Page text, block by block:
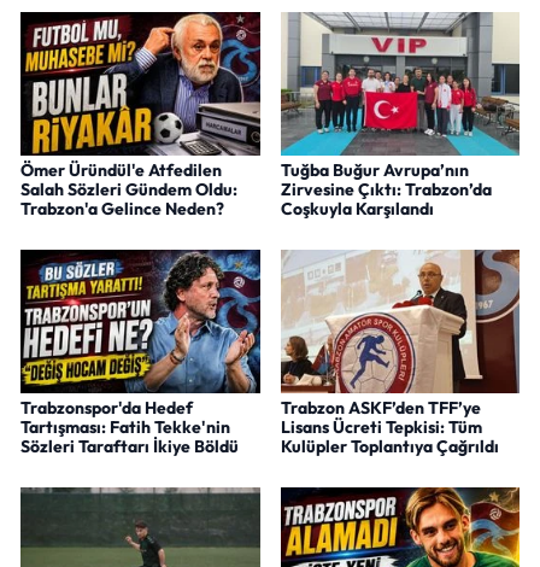
Ömer Üründül'e Atfedilen
Salah Sözleri Gündem Oldu:
Trabzon'a Gelince Neden?
Tuğba Buğur Avrupa’nın
Zirvesine Çıktı: Trabzon’da
Coşkuyla Karşılandı
Trabzonspor'da Hedef
Tartışması: Fatih Tekke'nin
Sözleri Taraftarı İkiye Böldü
Trabzon ASKF’den TFF’ye
Lisans Ücreti Tepkisi: Tüm
Kulüpler Toplantıya Çağrıldı